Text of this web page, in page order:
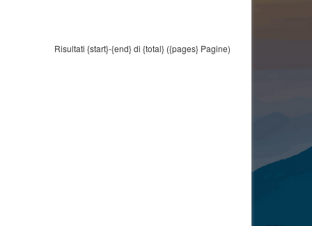
Risultati {start}-{end} di {total} ({pages} Pagine)